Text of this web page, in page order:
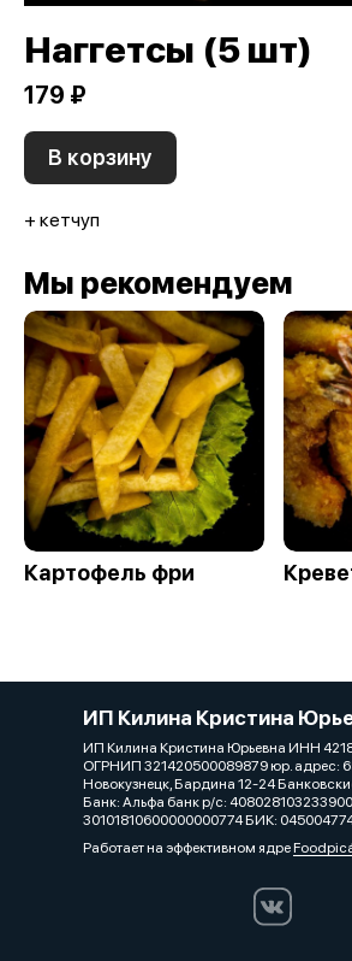
Наггетсы (5 шт)
179 ₽
В корзину
+ кетчуп
Мы рекомендуем
Картофель фри
ИП Килина Кристина
ИП Килина Кристина Юрьевна ИНН
ОГРНИП 321420500089879 юр. адрес:
Новокузнецк, Бардина 12-24
Банк: Альфа банк р/с:
30101810600000000774 БИК:
Работает на эффективном ядре